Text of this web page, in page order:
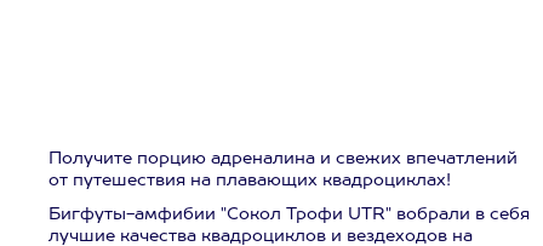
Получите порцию адреналина и свежих впечатлений
от путешествия на плавающих квадроциклах!
Бигфуты-амфибии "Сокол Трофи UTR" вобрали в себя
лучшие качества квадроциклов и вездеходов на